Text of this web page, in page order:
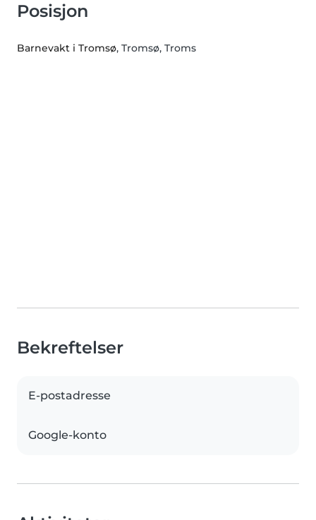
Posisjon
Barnevakt i Tromsø, Tromsø, Troms
Bekreftelser
E-postadresse
Google-konto